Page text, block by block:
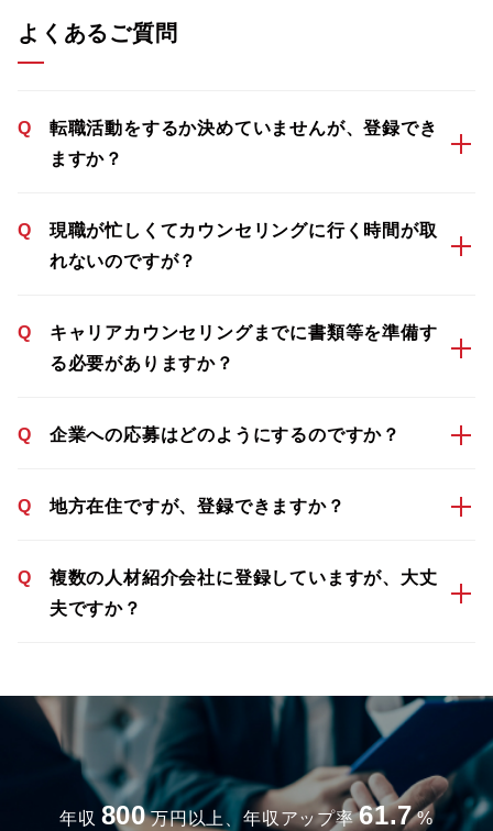
よくあるご質問
Q
転職活動をするか決めていませんが、登録でき
ますか？
Q
現職が忙しくてカウンセリングに行く時間が取
れないのですが？
Q
キャリアカウンセリングまでに書類等を準備す
る必要がありますか？
Q 企業への応募はどのようにするのですか？
Q 地方在住ですが、登録できますか？
Q
複数の人材紹介会社に登録していますが、大丈
夫ですか？
年収 800 万円以上、年収アップ率 61.7 %